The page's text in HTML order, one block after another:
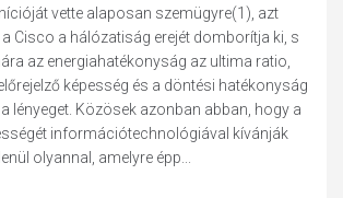
vette alaposan szemügyre(1), azt
Cisco a hálózatiság erejét domborítja ki, s
az energiahatékonyság az ultima ratio,
képesség és a döntési hatékonyság
lényeget. Közösek azonban abban, hogy a
információtechnológiával kívánják
olyannal, amelyre épp...